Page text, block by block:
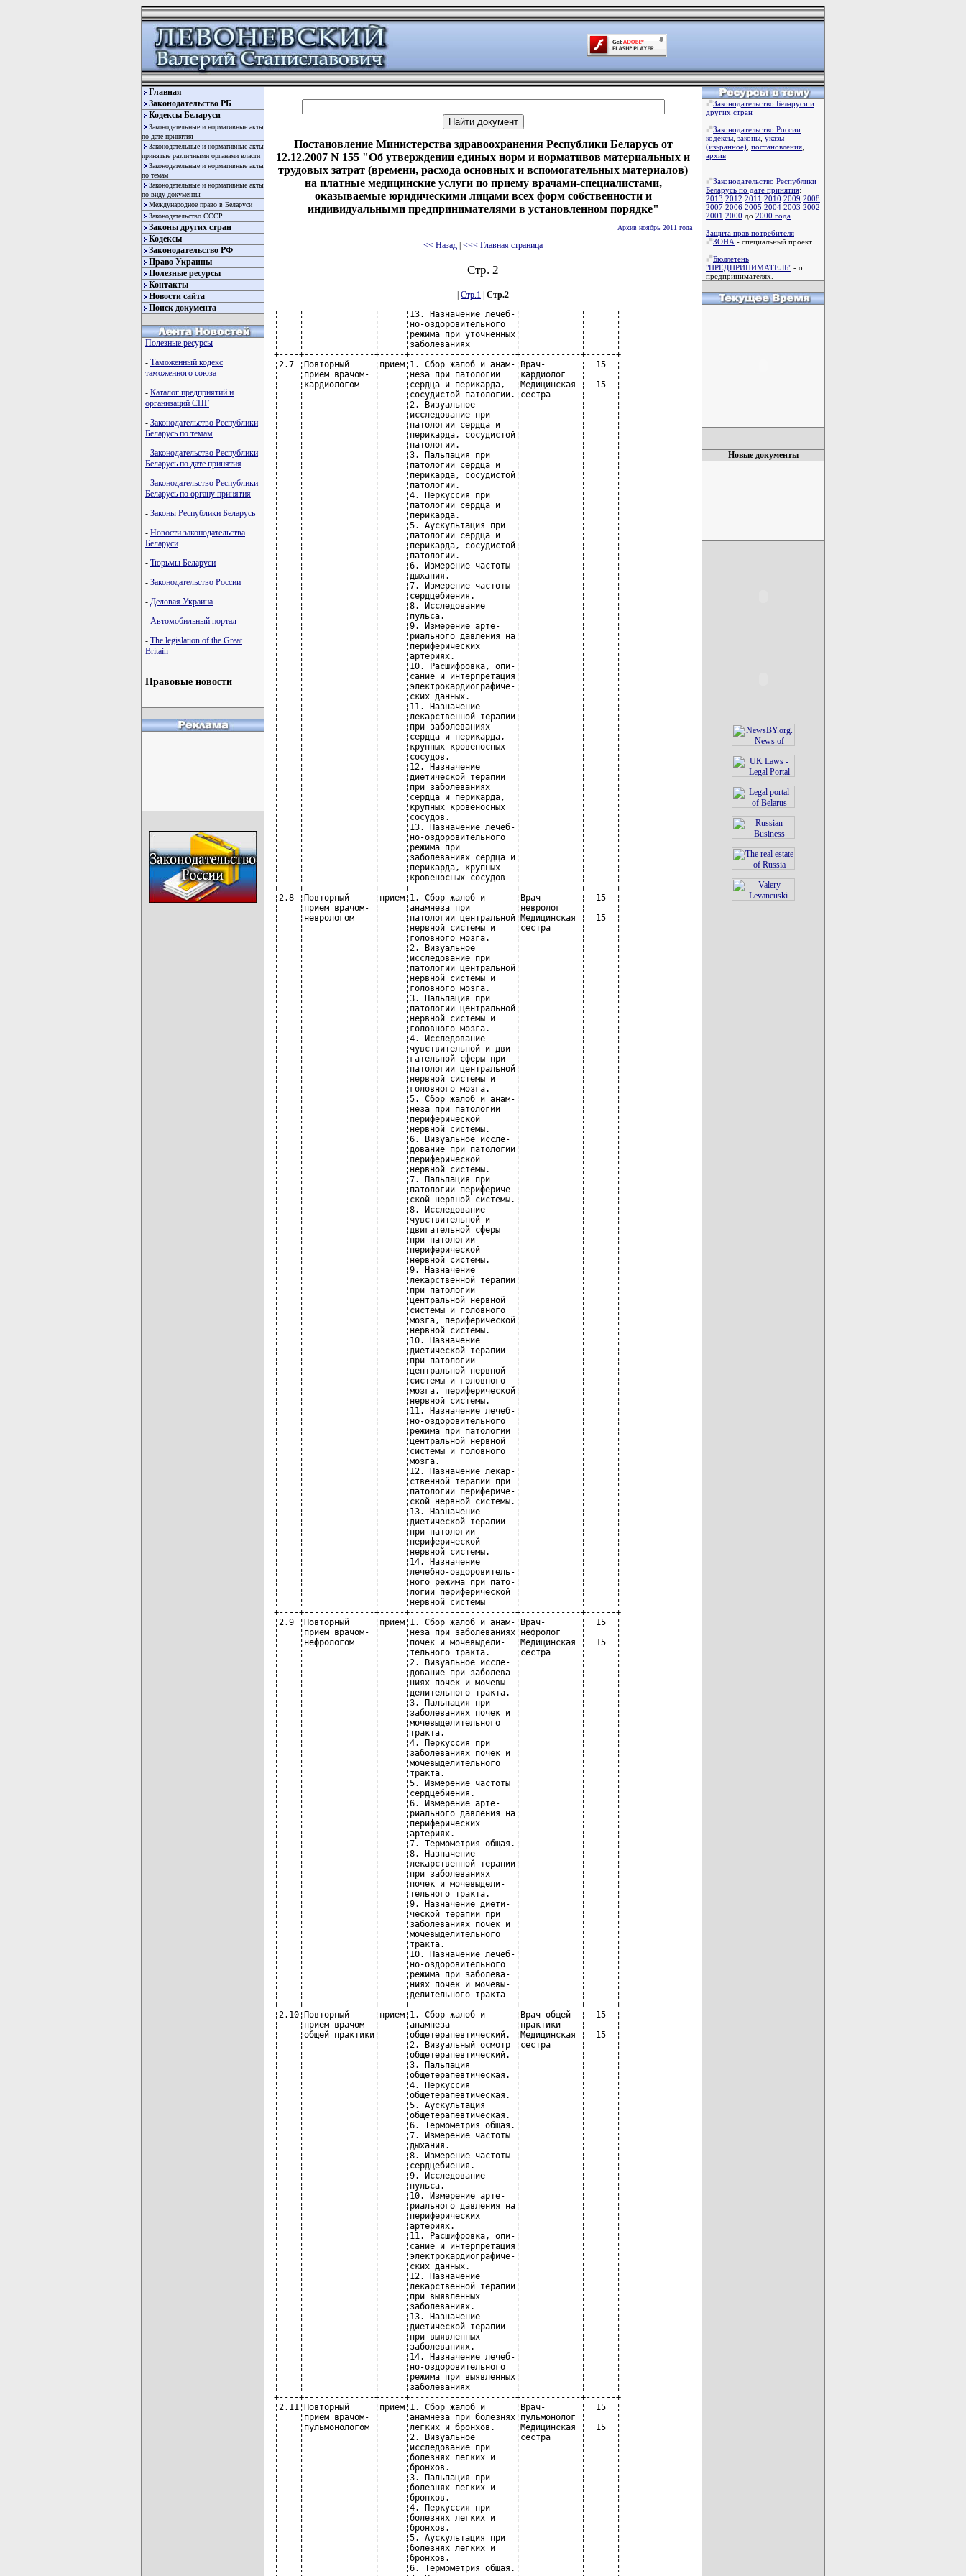
Главная
Законодательство РБ
Кодексы Беларуси
Законодательные и нормативные акты
по дате принятия
Законодательные и нормативные акты
принятые различными органами власти
Законодательные и нормативные акты
по темам
Законодательные и нормативные акты
по виду документы
Международное право в Беларуси
Законодательство СССР
Законы других стран
Кодексы
Законодательство РФ
Право Украины
Полезные ресурсы
Контакты
Новости сайта
Поиск документа
Полезные ресурсы
- Таможенный кодекс
таможенного союза
- Каталог предприятий и
организаций СНГ
- Законодательство Республики
Беларусь по темам
- Законодательство Республики
Беларусь по дате принятия
- Законодательство Республики
Беларусь по органу принятия
- Законы Республики Беларусь
- Новости законодательства
Беларуси
- Тюрьмы Беларуси
- Законодательство России
- Деловая Украина
- Автомобильный портал
- The legislation of the Great
Britain
Правовые новости
Постановление Министерства здравоохранения Республики Беларусь от
12.12.2007 N 155 "Об утверждении единых норм и нормативов материальных и
трудовых затрат (времени, расхода основных и вспомогательных материалов)
на платные медицинские услуги по приему врачами-специалистами,
оказываемые юридическими лицами всех форм собственности и
индивидуальными предпринимателями в установленном порядке"
Архив ноябрь 2011 года
<< Назад | <<< Главная страница
Стр. 2
| Стр.1 | Стр.2
¦    ¦              ¦     ¦13. Назначение лечеб-¦            ¦      ¦
¦    ¦              ¦     ¦но-оздоровительного  ¦            ¦      ¦
¦    ¦              ¦     ¦режима при уточненных¦            ¦      ¦
¦    ¦              ¦     ¦заболеваниях         ¦            ¦      ¦
+----+--------------+-----+---------------------+------------+------+
¦2.7 ¦Повторный     ¦прием¦1. Сбор жалоб и анам-¦Врач-       ¦  15  ¦
¦    ¦прием врачом- ¦     ¦неза при патологии   ¦кардиолог   ¦      ¦
¦    ¦кардиологом   ¦     ¦сердца и перикарда,  ¦Медицинская ¦  15  ¦
¦    ¦              ¦     ¦сосудистой патологии.¦сестра      ¦      ¦
¦    ¦              ¦     ¦2. Визуальное        ¦            ¦      ¦
¦    ¦              ¦     ¦исследование при     ¦            ¦      ¦
¦    ¦              ¦     ¦патологии сердца и   ¦            ¦      ¦
¦    ¦              ¦     ¦перикарда, сосудистой¦            ¦      ¦
¦    ¦              ¦     ¦патологии.           ¦            ¦      ¦
¦    ¦              ¦     ¦3. Пальпация при     ¦            ¦      ¦
¦    ¦              ¦     ¦патологии сердца и   ¦            ¦      ¦
¦    ¦              ¦     ¦перикарда, сосудистой¦            ¦      ¦
¦    ¦              ¦     ¦патологии.           ¦            ¦      ¦
¦    ¦              ¦     ¦4. Перкуссия при     ¦            ¦      ¦
¦    ¦              ¦     ¦патологии сердца и   ¦            ¦      ¦
¦    ¦              ¦     ¦перикарда.           ¦            ¦      ¦
¦    ¦              ¦     ¦5. Аускультация при  ¦            ¦      ¦
¦    ¦              ¦     ¦патологии сердца и   ¦            ¦      ¦
¦    ¦              ¦     ¦перикарда, сосудистой¦            ¦      ¦
¦    ¦              ¦     ¦патологии.           ¦            ¦      ¦
¦    ¦              ¦     ¦6. Измерение частоты ¦            ¦      ¦
¦    ¦              ¦     ¦дыхания.             ¦            ¦      ¦
¦    ¦              ¦     ¦7. Измерение частоты ¦            ¦      ¦
¦    ¦              ¦     ¦сердцебиения.        ¦            ¦      ¦
¦    ¦              ¦     ¦8. Исследование      ¦            ¦      ¦
¦    ¦              ¦     ¦пульса.              ¦            ¦      ¦
¦    ¦              ¦     ¦9. Измерение арте-   ¦            ¦      ¦
¦    ¦              ¦     ¦риального давления на¦            ¦      ¦
¦    ¦              ¦     ¦периферических       ¦            ¦      ¦
¦    ¦              ¦     ¦артериях.            ¦            ¦      ¦
¦    ¦              ¦     ¦10. Расшифровка, опи-¦            ¦      ¦
¦    ¦              ¦     ¦сание и интерпретация¦            ¦      ¦
¦    ¦              ¦     ¦электрокардиографиче-¦            ¦      ¦
¦    ¦              ¦     ¦ских данных.         ¦            ¦      ¦
¦    ¦              ¦     ¦11. Назначение       ¦            ¦      ¦
¦    ¦              ¦     ¦лекарственной терапии¦            ¦      ¦
¦    ¦              ¦     ¦при заболеваниях     ¦            ¦      ¦
¦    ¦              ¦     ¦сердца и перикарда,  ¦            ¦      ¦
¦    ¦              ¦     ¦крупных кровеносных  ¦            ¦      ¦
¦    ¦              ¦     ¦сосудов.             ¦            ¦      ¦
¦    ¦              ¦     ¦12. Назначение       ¦            ¦      ¦
¦    ¦              ¦     ¦диетической терапии  ¦            ¦      ¦
¦    ¦              ¦     ¦при заболеваниях     ¦            ¦      ¦
¦    ¦              ¦     ¦сердца и перикарда,  ¦            ¦      ¦
¦    ¦              ¦     ¦крупных кровеносных  ¦            ¦      ¦
¦    ¦              ¦     ¦сосудов.             ¦            ¦      ¦
¦    ¦              ¦     ¦13. Назначение лечеб-¦            ¦      ¦
¦    ¦              ¦     ¦но-оздоровительного  ¦            ¦      ¦
¦    ¦              ¦     ¦режима при           ¦            ¦      ¦
¦    ¦              ¦     ¦заболеваниях сердца и¦            ¦      ¦
¦    ¦              ¦     ¦перикарда, крупных   ¦            ¦      ¦
¦    ¦              ¦     ¦кровеносных сосудов  ¦            ¦      ¦
+----+--------------+-----+---------------------+------------+------+
¦2.8 ¦Повторный     ¦прием¦1. Сбор жалоб и      ¦Врач-       ¦  15  ¦
¦    ¦прием врачом- ¦     ¦анамнеза при         ¦невролог    ¦      ¦
¦    ¦неврологом    ¦     ¦патологии центральной¦Медицинская ¦  15  ¦
¦    ¦              ¦     ¦нервной системы и    ¦сестра      ¦      ¦
¦    ¦              ¦     ¦головного мозга.     ¦            ¦      ¦
¦    ¦              ¦     ¦2. Визуальное        ¦            ¦      ¦
¦    ¦              ¦     ¦исследование при     ¦            ¦      ¦
¦    ¦              ¦     ¦патологии центральной¦            ¦      ¦
¦    ¦              ¦     ¦нервной системы и    ¦            ¦      ¦
¦    ¦              ¦     ¦головного мозга.     ¦            ¦      ¦
¦    ¦              ¦     ¦3. Пальпация при     ¦            ¦      ¦
¦    ¦              ¦     ¦патологии центральной¦            ¦      ¦
¦    ¦              ¦     ¦нервной системы и    ¦            ¦      ¦
¦    ¦              ¦     ¦головного мозга.     ¦            ¦      ¦
¦    ¦              ¦     ¦4. Исследование      ¦            ¦      ¦
¦    ¦              ¦     ¦чувствительной и дви-¦            ¦      ¦
¦    ¦              ¦     ¦гательной сферы при  ¦            ¦      ¦
¦    ¦              ¦     ¦патологии центральной¦            ¦      ¦
¦    ¦              ¦     ¦нервной системы и    ¦            ¦      ¦
¦    ¦              ¦     ¦головного мозга.     ¦            ¦      ¦
¦    ¦              ¦     ¦5. Сбор жалоб и анам-¦            ¦      ¦
¦    ¦              ¦     ¦неза при патологии   ¦            ¦      ¦
¦    ¦              ¦     ¦периферической       ¦            ¦      ¦
¦    ¦              ¦     ¦нервной системы.     ¦            ¦      ¦
¦    ¦              ¦     ¦6. Визуальное иссле- ¦            ¦      ¦
¦    ¦              ¦     ¦дование при патологии¦            ¦      ¦
¦    ¦              ¦     ¦периферической       ¦            ¦      ¦
¦    ¦              ¦     ¦нервной системы.     ¦            ¦      ¦
¦    ¦              ¦     ¦7. Пальпация при     ¦            ¦      ¦
¦    ¦              ¦     ¦патологии перифериче-¦            ¦      ¦
¦    ¦              ¦     ¦ской нервной системы.¦            ¦      ¦
¦    ¦              ¦     ¦8. Исследование      ¦            ¦      ¦
¦    ¦              ¦     ¦чувствительной и     ¦            ¦      ¦
¦    ¦              ¦     ¦двигательной сферы   ¦            ¦      ¦
¦    ¦              ¦     ¦при патологии        ¦            ¦      ¦
¦    ¦              ¦     ¦периферической       ¦            ¦      ¦
¦    ¦              ¦     ¦нервной системы.     ¦            ¦      ¦
¦    ¦              ¦     ¦9. Назначение        ¦            ¦      ¦
¦    ¦              ¦     ¦лекарственной терапии¦            ¦      ¦
¦    ¦              ¦     ¦при патологии        ¦            ¦      ¦
¦    ¦              ¦     ¦центральной нервной  ¦            ¦      ¦
¦    ¦              ¦     ¦системы и головного  ¦            ¦      ¦
¦    ¦              ¦     ¦мозга, периферической¦            ¦      ¦
¦    ¦              ¦     ¦нервной системы.     ¦            ¦      ¦
¦    ¦              ¦     ¦10. Назначение       ¦            ¦      ¦
¦    ¦              ¦     ¦диетической терапии  ¦            ¦      ¦
¦    ¦              ¦     ¦при патологии        ¦            ¦      ¦
¦    ¦              ¦     ¦центральной нервной  ¦            ¦      ¦
¦    ¦              ¦     ¦системы и головного  ¦            ¦      ¦
¦    ¦              ¦     ¦мозга, периферической¦            ¦      ¦
¦    ¦              ¦     ¦нервной системы.     ¦            ¦      ¦
¦    ¦              ¦     ¦11. Назначение лечеб-¦            ¦      ¦
¦    ¦              ¦     ¦но-оздоровительного  ¦            ¦      ¦
¦    ¦              ¦     ¦режима при патологии ¦            ¦      ¦
¦    ¦              ¦     ¦центральной нервной  ¦            ¦      ¦
¦    ¦              ¦     ¦системы и головного  ¦            ¦      ¦
¦    ¦              ¦     ¦мозга.               ¦            ¦      ¦
¦    ¦              ¦     ¦12. Назначение лекар-¦            ¦      ¦
¦    ¦              ¦     ¦ственной терапии при ¦            ¦      ¦
¦    ¦              ¦     ¦патологии перифериче-¦            ¦      ¦
¦    ¦              ¦     ¦ской нервной системы.¦            ¦      ¦
¦    ¦              ¦     ¦13. Назначение       ¦            ¦      ¦
¦    ¦              ¦     ¦диетической терапии  ¦            ¦      ¦
¦    ¦              ¦     ¦при патологии        ¦            ¦      ¦
¦    ¦              ¦     ¦периферической       ¦            ¦      ¦
¦    ¦              ¦     ¦нервной системы.     ¦            ¦      ¦
¦    ¦              ¦     ¦14. Назначение       ¦            ¦      ¦
¦    ¦              ¦     ¦лечебно-оздоровитель-¦            ¦      ¦
¦    ¦              ¦     ¦ного режима при пато-¦            ¦      ¦
¦    ¦              ¦     ¦логии периферической ¦            ¦      ¦
¦    ¦              ¦     ¦нервной системы      ¦            ¦      ¦
+----+--------------+-----+---------------------+------------+------+
¦2.9 ¦Повторный     ¦прием¦1. Сбор жалоб и анам-¦Врач-       ¦  15  ¦
¦    ¦прием врачом- ¦     ¦неза при заболеваниях¦нефролог    ¦      ¦
¦    ¦нефрологом    ¦     ¦почек и мочевыдели-  ¦Медицинская ¦  15  ¦
¦    ¦              ¦     ¦тельного тракта.     ¦сестра      ¦      ¦
¦    ¦              ¦     ¦2. Визуальное иссле- ¦            ¦      ¦
¦    ¦              ¦     ¦дование при заболева-¦            ¦      ¦
¦    ¦              ¦     ¦ниях почек и мочевы- ¦            ¦      ¦
¦    ¦              ¦     ¦делительного тракта. ¦            ¦      ¦
¦    ¦              ¦     ¦3. Пальпация при     ¦            ¦      ¦
¦    ¦              ¦     ¦заболеваниях почек и ¦            ¦      ¦
¦    ¦              ¦     ¦мочевыделительного   ¦            ¦      ¦
¦    ¦              ¦     ¦тракта.              ¦            ¦      ¦
¦    ¦              ¦     ¦4. Перкуссия при     ¦
Законодательство Беларуси и
других стран
Законодательство России
кодексы законы указы
(изьранное) постановления
архив
Законодательство Республики
Беларусь по дате принятия:
2013 2012 2011 2010 2009 2008
2007 2006 2005 2004 2003 2002
2001 2000 до 2000 года
Защита прав потребителя
ЗОНА - специальный проект
Бюллетень
"ПРЕДПРИНИМАТЕЛЬ" - о
предпринимателях.
Новые документы